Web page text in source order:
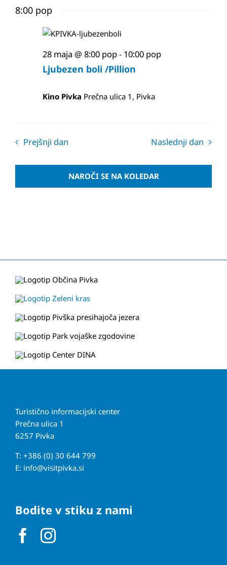
8:00 pop
Ljubezen boli /Pillion
28 maja @ 8:00 pop- 10:00 pop
Kino Pivka Prečna ulica 1, Pivka
Prejšnji dan Naslednji dan
NAROČI SE NA KOLEDAR
Turistično informacijski center
Prečna ulica 1
6257 Pivka
T: +386 (0) 30 644 799
E: info@visitpivka.si
Bodite v stiku z nami